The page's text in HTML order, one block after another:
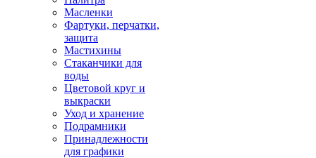
Масленки
Фартуки, перчатки,
защита
Мастихины
Стаканчики для
воды
Цветовой круг и
выкраски
Уход и хранение
Подрамники
Принадлежности
для графики